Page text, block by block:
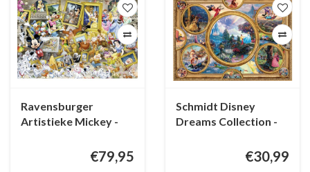
Ravensburger
Artistieke Mickey -
€79,95
Schmidt Disney
Dreams Collection -
€30,99